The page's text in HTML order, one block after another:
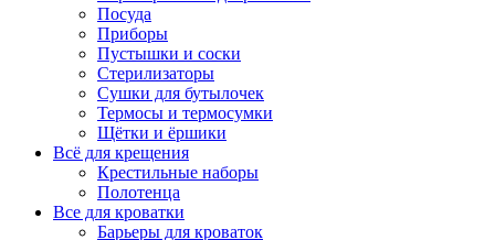
Посуда
Приборы
Пустышки и соски
Стерилизаторы
Сушки для бутылочек
Термосы и термосумки
Щётки и ёршики
Всё для крещения
Крестильные наборы
Полотенца
Все для кроватки
Барьеры для кроваток